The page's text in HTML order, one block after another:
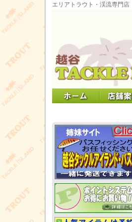
エリアトラウト・渓流専門